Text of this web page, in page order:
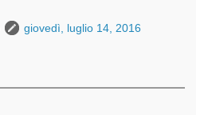
giovedì, luglio 14, 2016